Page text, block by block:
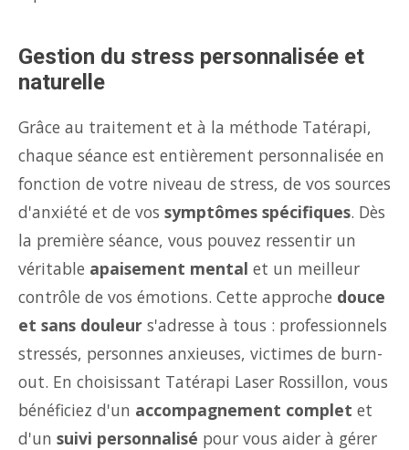
Gestion du stress personnalisée et
naturelle
Grâce au traitement et à la méthode Tatérapi,
chaque séance est entièrement personnalisée en
fonction de votre niveau de stress, de vos sources
d'anxiété et de vos symptômes spécifiques. Dès
la première séance, vous pouvez ressentir un
véritable apaisement mental et un meilleur
contrôle de vos émotions. Cette approche douce
et sans douleur s'adresse à tous : professionnels
stressés, personnes anxieuses, victimes de burn-
out. En choisissant Tatérapi Laser Rossillon, vous
bénéficiez d'un accompagnement complet et
d'un suivi personnalisé pour vous aider à gérer